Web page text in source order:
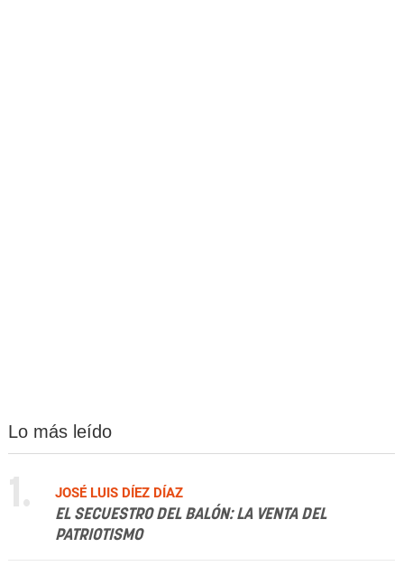
Lo más leído
1.
JOSÉ LUIS DÍEZ DÍAZ
EL SECUESTRO DEL BALÓN: LA VENTA DEL
PATRIOTISMO